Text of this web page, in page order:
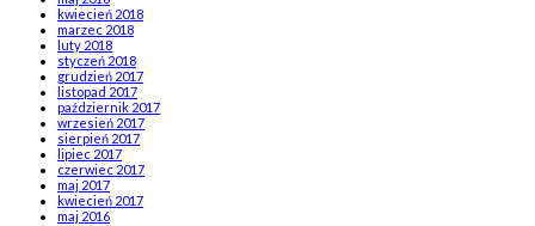
kwiecień 2018
marzec 2018
luty 2018
styczeń 2018
grudzień 2017
listopad 2017
październik 2017
wrzesień 2017
sierpień 2017
lipiec 2017
czerwiec 2017
maj 2017
kwiecień 2017
maj 2016